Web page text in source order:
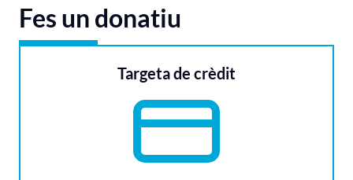
Fes un donatiu
Targeta de crèdit